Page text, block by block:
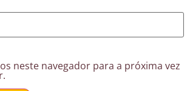
neste navegador para a próxima vez